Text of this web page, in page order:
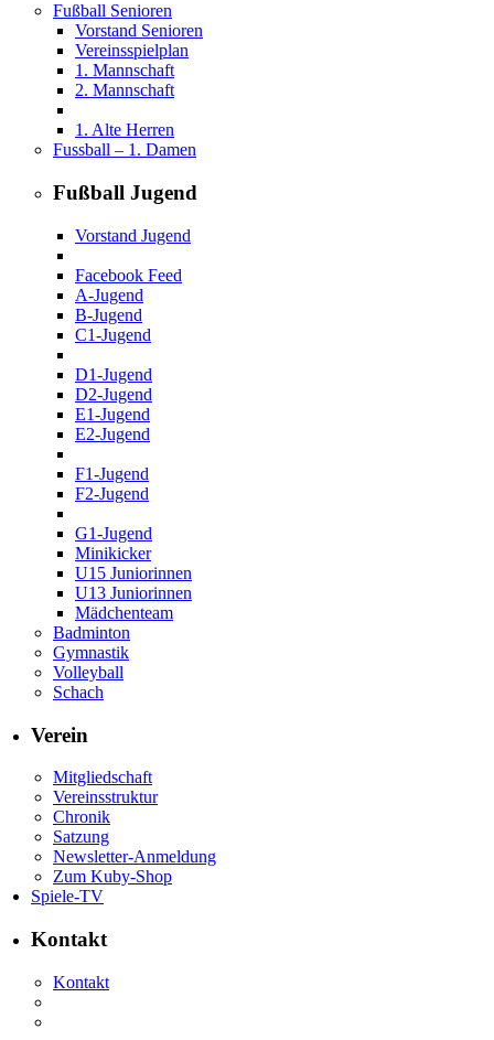
Fußball Senioren
Vorstand Senioren
Vereinsspielplan
1. Mannschaft
2. Mannschaft
1. Alte Herren
Fussball – 1. Damen
Fußball Jugend
Vorstand Jugend
Facebook Feed
A-Jugend
B-Jugend
C1-Jugend
D1-Jugend
D2-Jugend
E1-Jugend
E2-Jugend
F1-Jugend
F2-Jugend
G1-Jugend
Minikicker
U15 Juniorinnen
U13 Juniorinnen
Mädchenteam
Badminton
Gymnastik
Volleyball
Schach
Verein
Mitgliedschaft
Vereinsstruktur
Chronik
Satzung
Newsletter-Anmeldung
Zum Kuby-Shop
Spiele-TV
Kontakt
Kontakt